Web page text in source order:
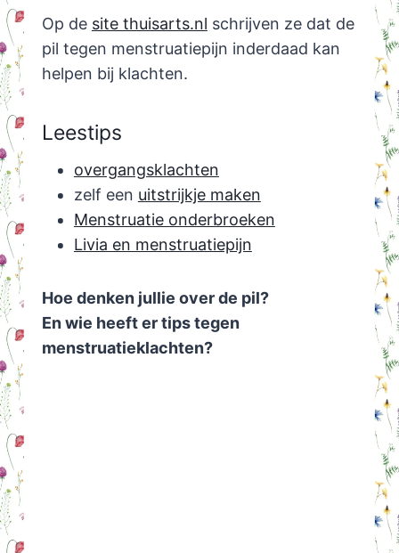
Op de site thuisarts.nl schrijven ze dat de
pil tegen menstruatiepijn inderdaad kan
helpen bij klachten.
Leestips
overgangsklachten
zelf een uitstrijkje maken
Menstruatie onderbroeken
Livia en menstruatiepijn
Hoe denken jullie over de pil?
En wie heeft er tips tegen
menstruatieklachten?